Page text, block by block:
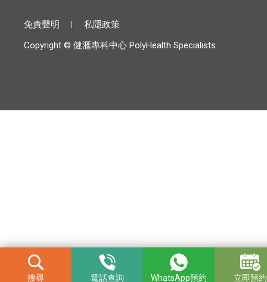
免責聲明
私隱政策
Copyright © 健滙專科中心 PolyHealth Specialists.
搜尋 電話查詢 WhatsApp預約 立即預約